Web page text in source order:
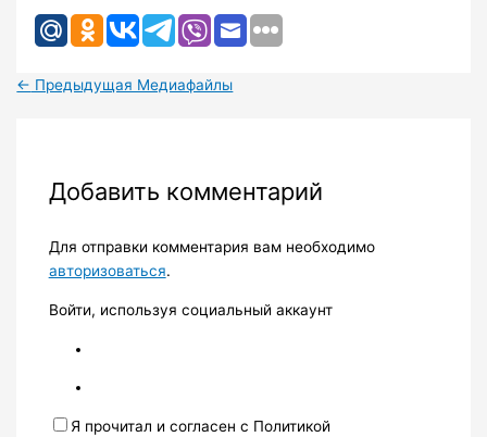
← Предыдущая Медиафайлы
Добавить комментарий
Для отправки комментария вам необходимо
авторизоваться.
Войти, используя социальный аккаунт
Я прочитал и согласен с Политикой